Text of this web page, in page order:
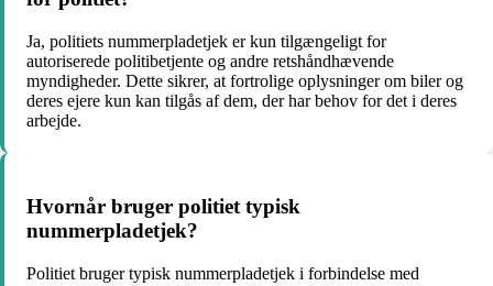
Ja, politiets nummerpladetjek er kun tilgængeligt for
autoriserede politibetjente og andre retshåndhævende
myndigheder. Dette sikrer, at fortrolige oplysninger om biler og
deres ejere kun kan tilgås af dem, der har behov for det i deres
arbejde.
Hvornår bruger politiet typisk
nummerpladetjek?
Politiet bruger typisk nummerpladetjek i forbindelse med